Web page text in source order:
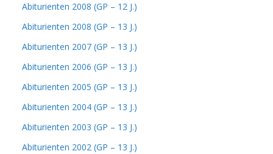
Abiturienten 2008 (GP – 12 J.)
Abiturienten 2008 (GP – 13 J.)
Abiturienten 2007 (GP – 13 J.)
Abiturienten 2006 (GP – 13 J.)
Abiturienten 2005 (GP – 13 J.)
Abiturienten 2004 (GP – 13 J.)
Abiturienten 2003 (GP – 13 J.)
Abiturienten 2002 (GP – 13 J.)